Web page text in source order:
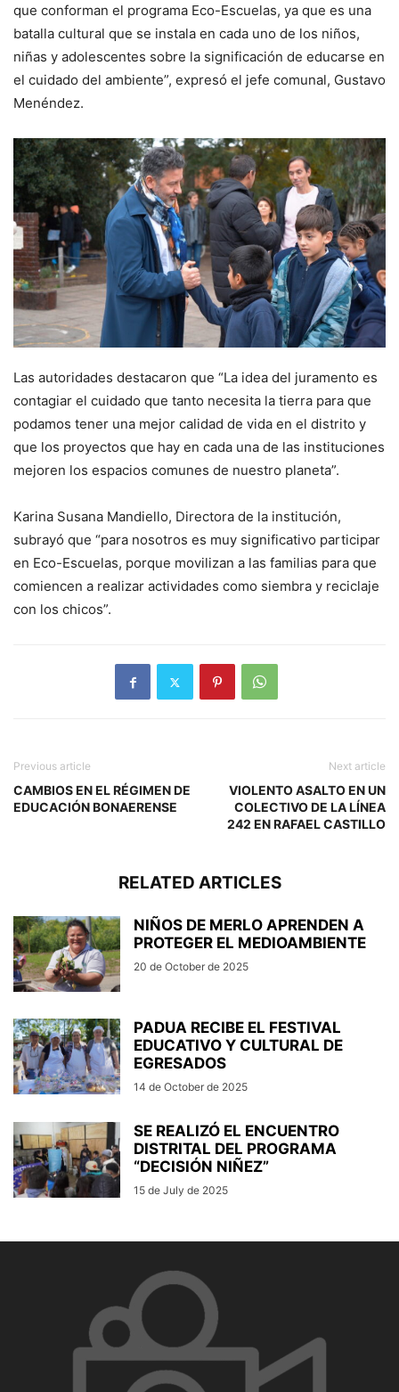
que conforman el programa Eco-Escuelas, ya que es una
batalla cultural que se instala en cada uno de los niños,
niñas y adolescentes sobre la significación de educarse en
el cuidado del ambiente”, expresó el jefe comunal, Gustavo
Menéndez.
Las autoridades destacaron que “La idea del juramento es
contagiar el cuidado que tanto necesita la tierra para que
podamos tener una mejor calidad de vida en el distrito y
que los proyectos que hay en cada una de las instituciones
mejoren los espacios comunes de nuestro planeta”.
Karina Susana Mandiello, Directora de la institución,
subrayó que “para nosotros es muy significativo participar
en Eco-Escuelas, porque movilizan a las familias para que
comiencen a realizar actividades como siembra y reciclaje
con los chicos”.
Previous article
CAMBIOS EN EL RÉGIMEN DE
EDUCACIÓN BONAERENSE
Next article
VIOLENTO ASALTO EN UN
COLECTIVO DE LA LÍNEA
242 EN RAFAEL CASTILLO
RELATED ARTICLES
NIÑOS DE MERLO APRENDEN A
PROTEGER EL MEDIOAMBIENTE
20 de October de 2025
PADUA RECIBE EL FESTIVAL
EDUCATIVO Y CULTURAL DE
EGRESADOS
14 de October de 2025
SE REALIZÓ EL ENCUENTRO
DISTRITAL DEL PROGRAMA
“DECISIÓN NIÑEZ”
15 de July de 2025